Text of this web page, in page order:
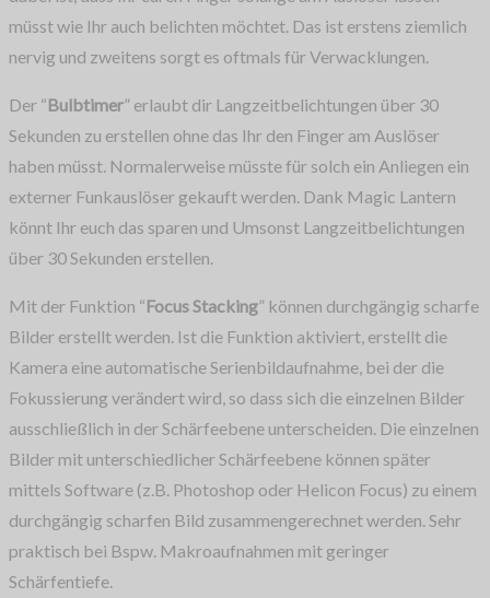
müsst wie Ihr auch belichten möchtet. Das ist erstens ziemlich
nervig und zweitens sorgt es oftmals für Verwacklungen.
Der “Bulbtimer” erlaubt dir Langzeitbelichtungen über 30
Sekunden zu erstellen ohne das Ihr den Finger am Auslöser
haben müsst. Normalerweise müsste für solch ein Anliegen ein
externer Funkauslöser gekauft werden. Dank Magic Lantern
könnt Ihr euch das sparen und Umsonst Langzeitbelichtungen
über 30 Sekunden erstellen.
Mit der Funktion “Focus Stacking” können durchgängig scharfe
Bilder erstellt werden. Ist die Funktion aktiviert, erstellt die
Kamera eine automatische Serienbildaufnahme, bei der die
Fokussierung verändert wird, so dass sich die einzelnen Bilder
ausschließlich in der Schärfeebene unterscheiden. Die einzelnen
Bilder mit unterschiedlicher Schärfeebene können später
mittels Software (z.B. Photoshop oder Helicon Focus) zu einem
durchgängig scharfen Bild zusammengerechnet werden. Sehr
praktisch bei Bspw. Makroaufnahmen mit geringer
Schärfentiefe.